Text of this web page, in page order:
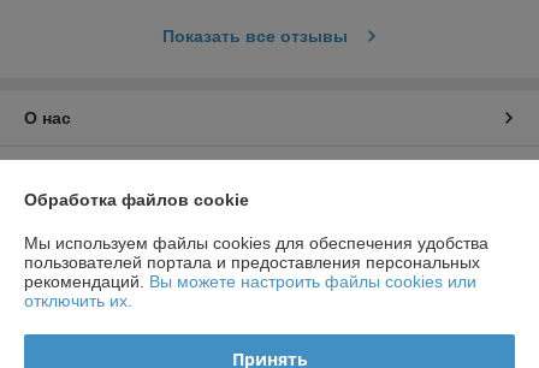
Показать все отзывы
О нас
График работы
Полная версия сайта
Обработка файлов cookie
Мы используем файлы cookies для обеспечения удобства
пользователей портала и предоставления персональных
рекомендаций. Вы можете настроить файлы cookies или
отключить их.
Принять